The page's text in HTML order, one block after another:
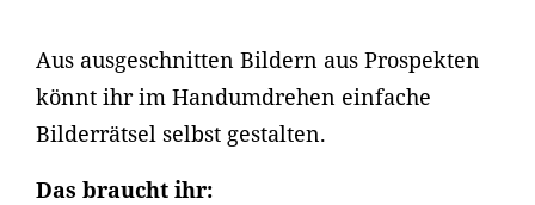
Aus ausgeschnitten Bildern aus Prospekten
könnt ihr im Handumdrehen einfache
Bilderrätsel selbst gestalten.
Das braucht ihr: